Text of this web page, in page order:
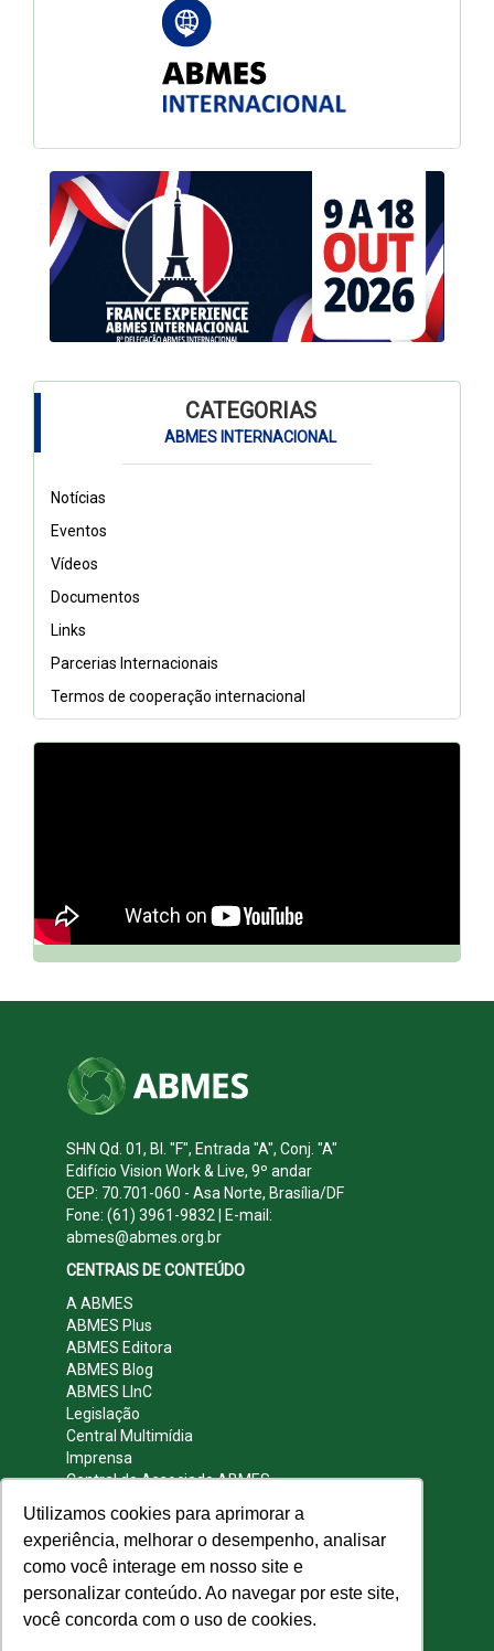
Utilizamos cookies para aprimorar a
experiência, melhorar o desempenho, analisar
como você interage em nosso site e
personalizar conteúdo. Ao navegar por este site,
você concorda com o uso de cookies.
CATEGORIAS
ABMES INTERNACIONAL
Notícias
Eventos
Vídeos
Documentos
Links
Parcerias Internacionais
Termos de cooperação internacional
SHN Qd. 01, Bl. "F", Entrada "A", Conj. "A"
Edifício Vision Work & Live, 9º andar
CEP: 70.701-060 - Asa Norte, Brasília/DF
Fone: (61) 3961-9832 | E-mail:
abmes@abmes.org.br
CENTRAIS DE CONTEÚDO
A ABMES
ABMES Plus
ABMES Editora
ABMES Blog
ABMES LInC
Legislação
Central Multimídia
Imprensa
Central do Associado ABMES
REDES SOCIAIS